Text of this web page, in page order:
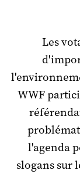
Les
WWF
l'agenda
slogans sur